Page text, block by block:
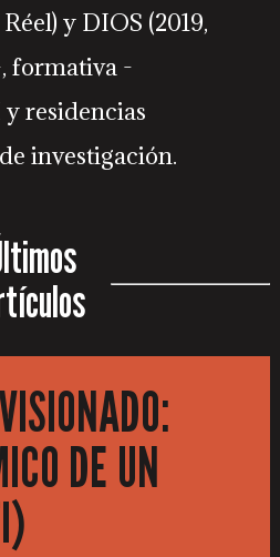
y DIOS (2019,
formativa -
residencias
investigación.
DE UN